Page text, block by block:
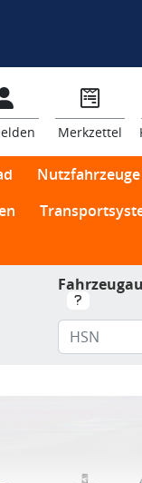
Merkzettel
Nutzfahrzeuge